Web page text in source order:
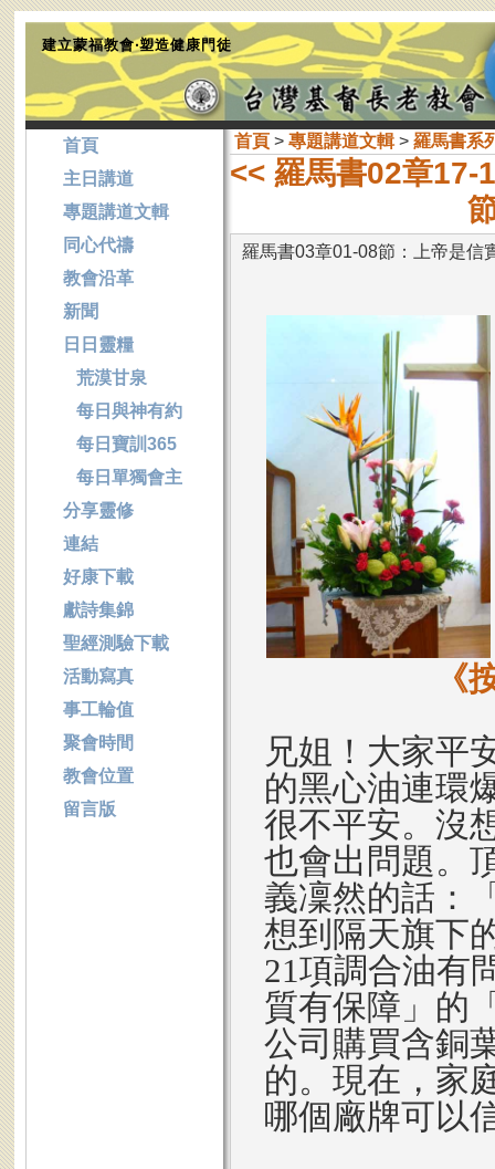
建立蒙福教會‧塑造健康門徒
首頁> 專題講道文輯> 羅馬書系
<< 羅馬書02章17-
羅馬書03章01-08節：上帝是信
《
兄姐！大家平
的黑心油連環
很不平安。沒
也會出問題。
義凜然的話：
想到隔天旗下
21項調合油有
質有保障」的
公司購買含銅
的。現在，家
哪個廠牌可以
首頁
主日講道
專題講道文輯
同心代禱
教會沿革
新聞
日日靈糧
荒漠甘泉
每日與神有約
每日寶訓365
每日單獨會主
分享靈修
連結
好康下載
獻詩集錦
聖經測驗下載
活動寫真
事工輪值
聚會時間
教會位置
留言版